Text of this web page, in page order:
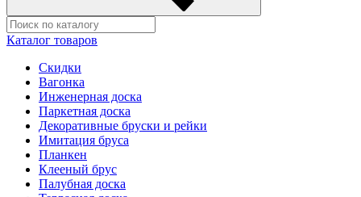
Каталог товаров
Скидки
Вагонка
Инженерная доска
Паркетная доска
Декоративные бруски и рейки
Имитация бруса
Планкен
Клееный брус
Палубная доска